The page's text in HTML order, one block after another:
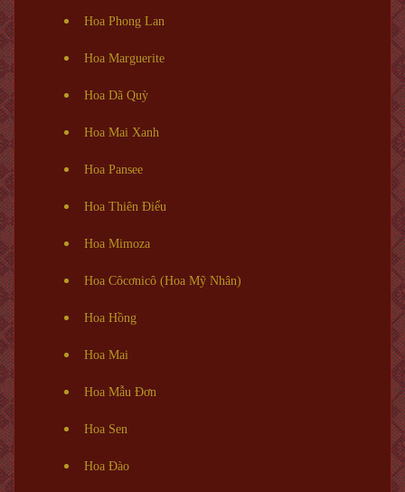
Hoa Phong Lan
Hoa Marguerite
Hoa Dã Quỳ
Hoa Mai Xanh
Hoa Pansee
Hoa Thiên Điểu
Hoa Mimoza
Hoa Côcơnicô (Hoa Mỹ Nhân)
Hoa Hồng
Hoa Mai
Hoa Mẫu Đơn
Hoa Sen
Hoa Đào